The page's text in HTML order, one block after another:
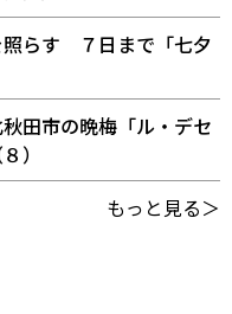
照らす ７日まで「七夕
田市の晩梅「ル・デセ
）
もっと見る＞